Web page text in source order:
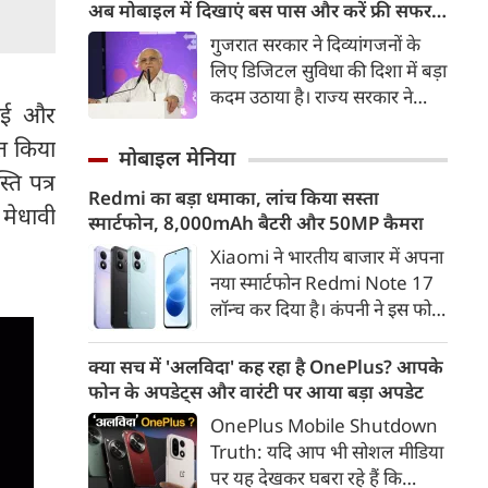
और
किया
पत्र
मुख्यमंत्री योगी आदित्यनाथ ने मेरठ
की धरती पर उनका पुष्पवर्षा कर
अभिनंदन किया। इसके अलावा
हेलिकॉप्टर द्वारा आसमान से बरसते
फूलों को देखकर भी कांवड़िए भाव-
मुख्यमंत्री का अभिवादन किया तो
किसी ने हर-हर महादेव के जयघोष के
साथ अपनी खुशी जताई। हेलिकॉप्टर
से की गई पुष्पवर्षा ने कांवड़ियों के
उत्साह में जैसे नई ऊर्जा भर दी।
अब मोबाइल में दिखाएं बस पास और करें फ्री सफर,
केंद्र सरकार ने दिया अवॉर्डगुजरात सरकार ने दिव्यांगजनों के
लिए डिजिटल सुविधा की दिशा में बड़ा
कदम उठाया है। राज्य सरकार ने
‘दिव्यांग बस पास’ को डिजिलॉकर से
में सफर के दौरान बस पास की हार्ड
कॉपी साथ रखने की जरूरत नहीं
होगी। वे अपने मोबाइल फोन पर
डिजिलॉकर में मौजूद डिजिटल बस
पास दिखाकर राज्य परिवहन की बसों
मोबाइल मेनिया
Redmi का बड़ा धमाका, लांच किया सस्ता
स्मार्टफोन, 8,000mAh बैटरी और 50MP कैमरा
Xiaomi ने भारतीय बाजार में अपना
नया स्मार्टफोन Redmi Note 17
लॉन्च कर दिया है। कंपनी ने इस फोन
डिस्प्ले, 8,000mAh की बड़ी बैटरी
और Qualcomm Snapdragon
चिपसेट के साथ पेश किया है। फोन में
50MP का मेन कैमरा दिया गया है।
इसके अलावा Redmi Note 17 में
क्या सच में 'अलविदा' कह रहा है OnePlus? आपके
फोन के अपडेट्स और वारंटी पर आया बड़ा अपडेट
OnePlus Mobile Shutdown
Truth: यदि आप भी सोशल मीडिया
पर यह देखकर घबरा रहे हैं कि